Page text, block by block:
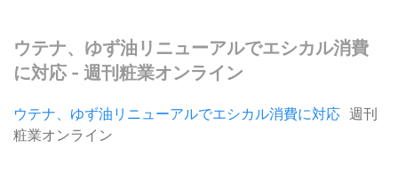
ウテナ、ゆず油リニューアルでエシカル消費
に対応 - 週刊粧業オンライン
ウテナ、ゆず油リニューアルでエシカル消費に対応 週刊
粧業オンライン